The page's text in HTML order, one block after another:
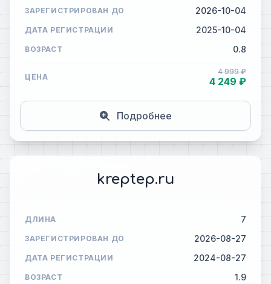
ЗАРЕГИСТРИРОВАН ДО 2026-10-04
ДАТА РЕГИСТРАЦИИ 2025-10-04
ВОЗРАСТ 0.8
ЦЕНА
4 999 ₽
4 249 ₽
Подробнее
kreptep.ru
ДЛИНА 7
ЗАРЕГИСТРИРОВАН ДО 2026-08-27
ДАТА РЕГИСТРАЦИИ 2024-08-27
ВОЗРАСТ 1.9